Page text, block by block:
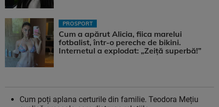
PROSPORT
Cum a apărut Alicia, fiica marelui
fotbalist, într-o pereche de bikini.
Internetul a explodat: „Zeiță superbă!”
Cum poți aplana certurile din familie. Teodora Mețiu